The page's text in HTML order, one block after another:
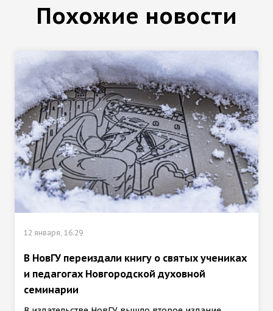
Похожие новости
12 января, 16:29
В НовГУ переиздали книгу о святых учениках
и педагогах Новгородской духовной
семинарии